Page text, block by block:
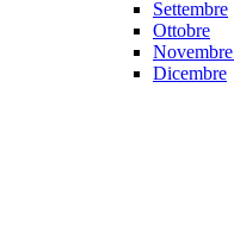
Settembre
Ottobre
Novembre
Dicembre